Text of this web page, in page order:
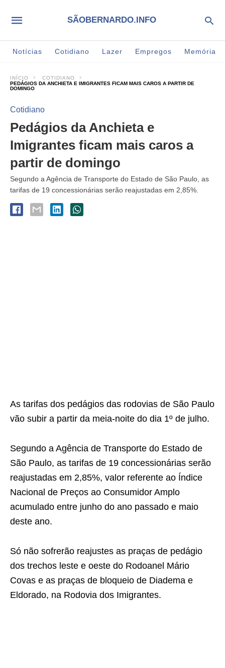
SÃOBERNARDO.INFO
Notícias Cotidiano Lazer Empregos Memória
INÍCIO
COTIDIANO
PEDÁGIOS DA ANCHIETA E IMIGRANTES FICAM MAIS CAROS A PARTIR DE
DOMINGO
Cotidiano
Pedágios da Anchieta e
Imigrantes ficam mais caros a
partir de domingo
Segundo a Agência de Transporte do Estado de São Paulo, as
tarifas de 19 concessionárias serão reajustadas em 2,85%.
As tarifas dos pedágios das rodovias de São Paulo
vão subir a partir da meia-noite do dia 1º de julho.
Segundo a Agência de Transporte do Estado de
São Paulo, as tarifas de 19 concessionárias serão
reajustadas em 2,85%, valor referente ao Índice
Nacional de Preços ao Consumidor Amplo
acumulado entre junho do ano passado e maio
deste ano.
Só não sofrerão reajustes as praças de pedágio
dos trechos leste e oeste do Rodoanel Mário
Covas e as praças de bloqueio de Diadema e
Eldorado, na Rodovia dos Imigrantes.